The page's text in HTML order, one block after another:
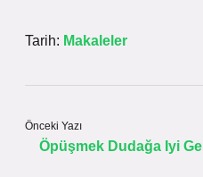
Tarih: Makaleler
Önceki Yazı
Öpüşmek Dudağa Iyi